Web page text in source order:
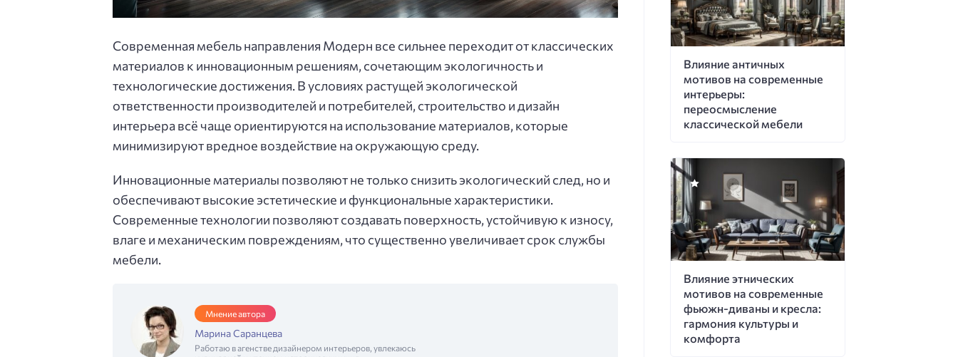
Современная мебель направления Модерн все сильнее переходит от классических
материалов к инновационным решениям, сочетающим экологичность и
технологические достижения. В условиях растущей экологической
ответственности производителей и потребителей, строительство и дизайн
интерьера всё чаще ориентируются на использование материалов, которые
минимизируют вредное воздействие на окружающую среду.
Инновационные материалы позволяют не только снизить экологический след, но и
обеспечивают высокие эстетические и функциональные характеристики.
Современные технологии позволяют создавать поверхность, устойчивую к износу,
влаге и механическим повреждениям, что существенно увеличивает срок службы
мебели.
Мнение автора
Марина Саранцева
Работаю в агенстве дизайнером интерьеров, увлекаюсь
Влияние античных
мотивов на современные
интерьеры:
переосмысление
классической мебели
Влияние этнических
мотивов на современные
фьюжн-диваны и кресла:
гармония культуры и
комфорта